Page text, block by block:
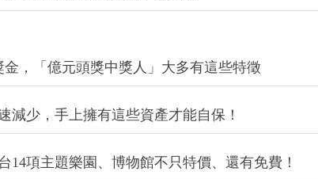
項主題樂園、博物館不只特價、還有免費！
反轉風險
」的房價，能逃過下跌命運